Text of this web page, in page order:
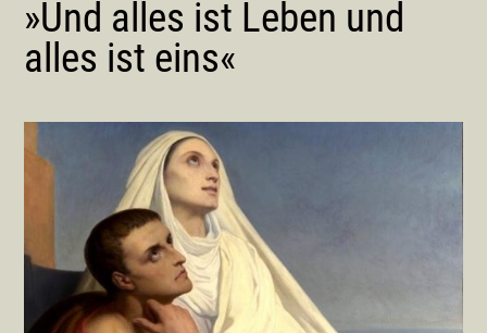
»Und alles ist Leben und
alles ist eins«